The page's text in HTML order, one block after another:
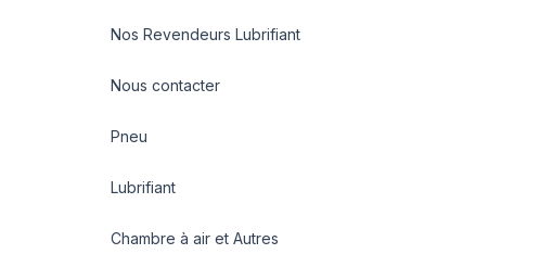
Nos Revendeurs Lubrifiant
Nous contacter
Pneu
Lubrifiant
Chambre à air et Autres